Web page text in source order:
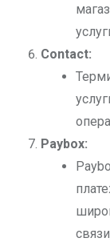
Contact:
Paybox: